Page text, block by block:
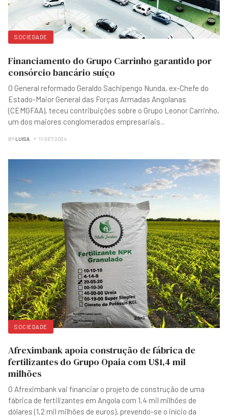
SOCIEDADE
Financiamento do Grupo Carrinho garantido por
consórcio bancário suíço
O General reformado Geraldo Sachipengo Nunda, ex-Chefe do
Estado-Maior General das Forças Armadas Angolanas
(CEMGFAA), teceu contribuições sobre o Grupo Leonor Carrinho,
um dos maiores conglomerados empresariais
BY LUISA 11-SET-2024
SOCIEDADE
Afreximbank apoia construção de fábrica de
fertilizantes do Grupo Opaia com U$1,4 mil
milhões
O Afreximbank vai financiar o projeto de construção de uma
fábrica de fertilizantes em Angola com 1,4 mil milhões de
dólares (1,2 mil milhões de euros), prevendo-se o início da